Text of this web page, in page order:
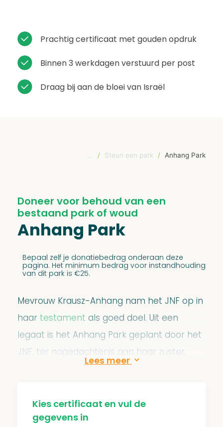
Prachtig certificaat met gouden opdruk
Binnen 3 werkdagen verstuurd per post
Draag bij aan de bloei van Israël
/ Steun een park / Anhang Park
Doneer voor behoud van een
bestaand park of woud
Anhang Park
Bepaal zelf je donatiebedrag onderaan deze
pagina. Het minimum bedrag voor instandhouding
van dit park is €25.
Mevrouw Krausz-Anhang nam het JNF op in
haar testament als goed doel. Uit een
legaat is het Anhang Park geplant door het
JNF, ter nagedachtenis aan haar zuster,
Hella Zacharias Anhang. Hella stierf in
Door het planten van een park op haar
naam wordt zij voor altijd geëerd en nooit
Kies certificaat en vul de
gegevens in